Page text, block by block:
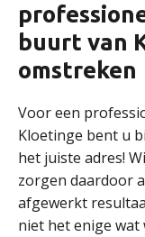
buurt van
omstreken
Voor een
Kloetinge bent u
het juiste adres!
zorgen daardoor
afgewerkt
niet het enige wat